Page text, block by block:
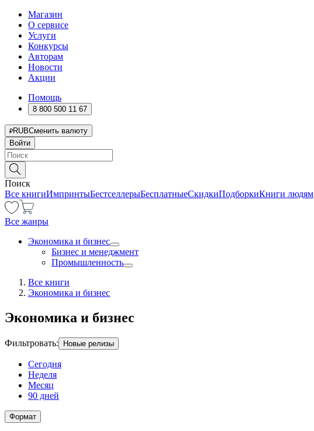
Магазин
О сервисе
Услуги
Конкурсы
Авторам
Новости
Акции
Помощь
8 800 500 11 67
RUBСменить валюту
Войти
Поиск
Все книгиИмпринтыБестселлерыБесплатныеСкидкиПодборкиКниги людям
Все жанры
Экономика и бизнес
Бизнес и менеджмент
Промышленность
Все книги
Экономика и бизнес
Экономика и бизнес
Фильтровать: Новые релизы
Сегодня
Неделя
Месяц
90 дней
Формат